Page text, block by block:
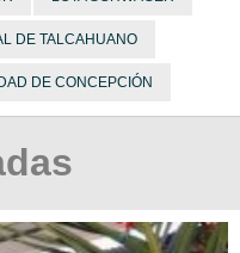
DE TALCAHUANO
DE CONCEPCIÓN